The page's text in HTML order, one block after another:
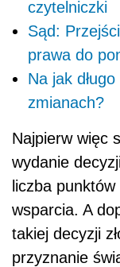
czytelniczki
Sąd:
prawa do
Na jak
zmianach?
Najpierw więc
wydanie
liczba
wsparcia. A
takiej decyzji
przyznanie